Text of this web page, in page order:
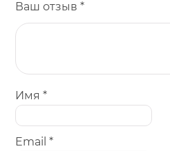
Ваш отзыв*
Имя*
Email*